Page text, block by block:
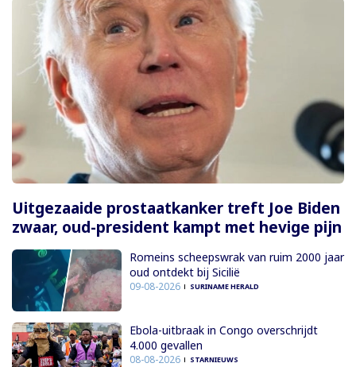
Uitgezaaide prostaatkanker treft Joe Biden
zwaar, oud-president kampt met hevige pijn
Romeins scheepswrak van ruim 2000 jaar
oud ontdekt bij Sicilië
09-08-2026 SURINAME HERALD
Ebola-uitbraak in Congo overschrijdt
4.000 gevallen
08-08-2026 STARNIEUWS